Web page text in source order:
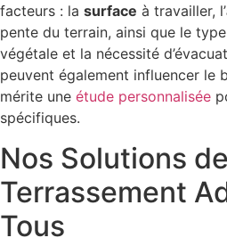
facteurs : la surface à travailler, l’
pente du terrain, ainsi que le
végétale et la nécessité
peuvent également influencer le
mérite une étude personnalisée
spécifiques.
Nos Solutions de
Terrassement
Tous